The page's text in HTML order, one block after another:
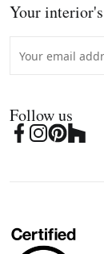
Your
Follow us